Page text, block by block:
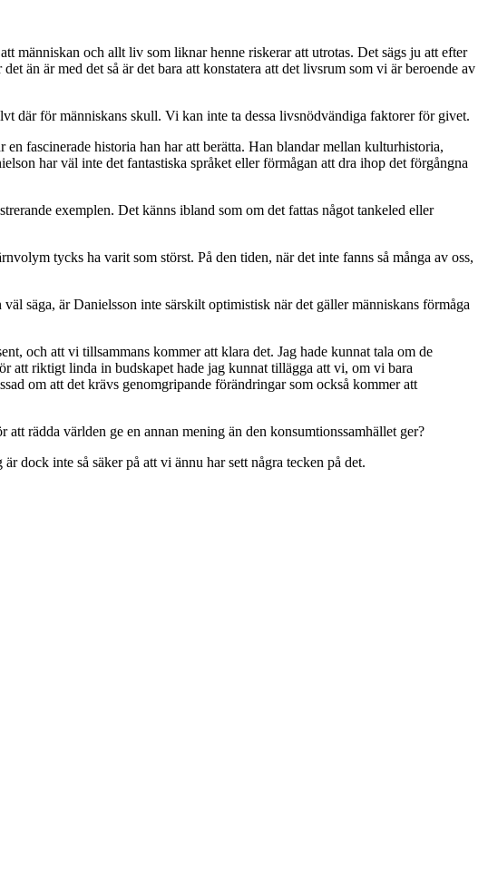
människan och allt liv som liknar henne riskerar att utrotas. Det sägs ju att efter
än är med det så är det bara att konstatera att det livsrum som vi är beroende av
där för människans skull. Vi kan inte ta dessa livsnödvändiga faktorer för givet.
fascinerade historia han har att berätta. Han blandar mellan kulturhistoria,
har väl inte det fantastiska språket eller förmågan att dra ihop det förgångna
exemplen. Det känns ibland som om det fattas något tankeled eller
tycks ha varit som störst. På den tiden, när det inte fanns så många av oss,
säga, är Danielsson inte särskilt optimistisk när det gäller människans förmåga
och att vi tillsammans kommer att klara det. Jag hade kunnat tala om de
att riktigt linda in budskapet hade jag kunnat tillägga att vi, om vi bara
om att det krävs genomgripande förändringar som också kommer att
rädda världen ge en annan mening än den konsumtionssamhället ger?
dock inte så säker på att vi ännu har sett några tecken på det.